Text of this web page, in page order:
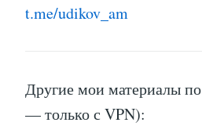
t.me/udikov_am
Другие мои материалы
— только с VPN):